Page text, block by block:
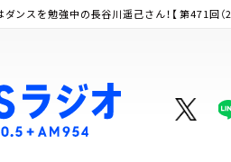
ンスを勉強中の長谷川遥己さん！【 第471回（